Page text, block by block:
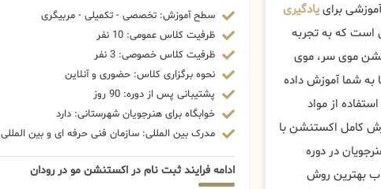
براییادگیری
که به تجربه
موی سر، موی
شما آموزش داده
از مواد
کامل اکستنشن با
در دوره
بهترین روش
سطح آموزش: تخصصی - تکمیلی - مربیگری
ظرفیت کلاس عمومی: 10 نفر
ظرفیت کلاس خصوصی: 3 نفر
نحوه برگزاری کلاس: حضوری و آنلاین
پشتیبانی پس از دوره: 90 روز
خوابگاه برای هنرجویان شهرستانی: دارد
مدرک بین المللی: سازمان فنی حرفه ای و بین المللی
ادامه فرایند ثبت نام در اکستنشن مو در رودان